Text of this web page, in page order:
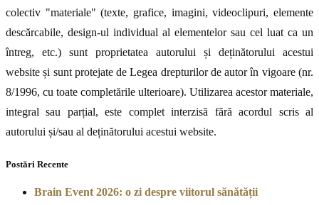
colectiv "materiale" (texte, grafice, imagini, videoclipuri, elemente
descărcabile, design-ul individual al elementelor sau cel luat ca un
întreg, etc.) sunt proprietatea autorului și deținătorului acestui
website și sunt protejate de Legea drepturilor de autor în vigoare (nr.
8/1996, cu toate completările ulterioare). Utilizarea acestor materiale,
integral sau parțial, este complet interzisă fără acordul scris al
autorului și/sau al deținătorului acestui website.
Postări Recente
Brain Event 2026: o zi despre viitorul sănătății